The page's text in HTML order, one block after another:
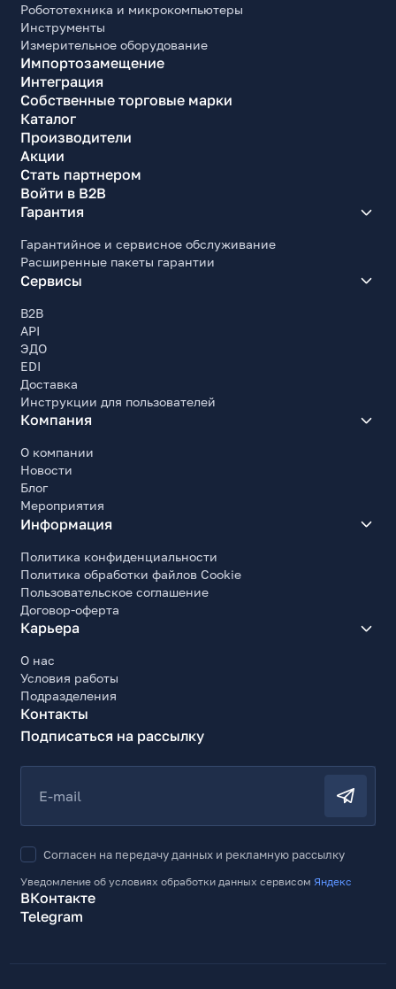
Робототехника и микрокомпьютеры
Инструменты
Измерительное оборудование
Импортозамещение
Интеграция
Собственные торговые марки
Каталог
Производители
Акции
Стать партнером
Войти в B2B
Гарантия
Гарантийное и сервисное обслуживание
Расширенные пакеты гарантии
Сервисы
B2B
API
ЭДО
EDI
Доставка
Инструкции для пользователей
Компания
О компании
Новости
Блог
Мероприятия
Информация
Политика конфиденциальности
Политика обработки файлов Cookie
Пользовательское соглашение
Договор-оферта
Карьера
О нас
Условия работы
Подразделения
Контакты
Подписаться на рассылку
E-mail
Согласен на передачу данных и рекламную рассылку
Уведомление об условиях обработки данных сервисомЯндекс
ВКонтакте
Telegram